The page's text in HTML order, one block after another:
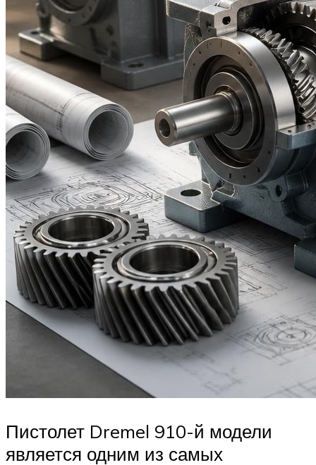
Пистолет Dremel 910-й модели
является одним из самых